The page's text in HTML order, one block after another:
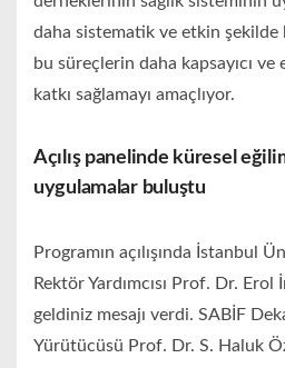
daha sistematik ve etkin şekilde
bu süreçlerin daha kapsayıcı
katkı sağlamayı amaçlıyor.
Açılış panelinde küresel
uygulamalar buluştu
Programın açılışında İstanbul
Rektör Yardımcısı Prof. Dr. Erol
geldiniz mesajı verdi. SABİF
Yürütücüsü Prof. Dr. S. Haluk